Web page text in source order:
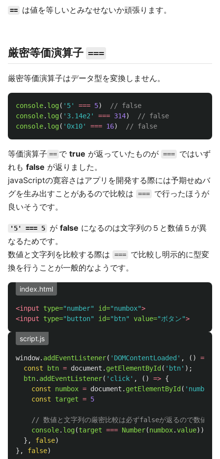
== は値を等しいとみなせないか頑張ります。
厳密等価演算子 ===
厳密等価演算子はデータ型を変換しません。
console. log( ' 5' === 5)
// false
console. log( ' 3.14e2 ' === 314)
// false
console. log( ' 0x10' === 16) // false
等価演算子 == で true が返っていたものが ===
ではいず
れも false が返りました。
javaScriptの寛容さはアプリを開発する際には予期せぬバ
グを生み出すことがあるので比較は
===
で行ったほうが
良いそうです。
'5' === 5 が false になるのは文字列の５と数値５が異
なるためです。
数値と文字列を比較する際は
===
で比較し明示的に型変
換を行うことが一般的なようです。
index.html
<input type="number" id="numbox">
<input
type="button" id="btn" value="ボタン">
script.js
window. addEventListener( ' DOMContentLoaded ' , () =>
const
btn = document . getElementById ( ' btn' );
btn. addEventListener( ' click' , () => {
const
numbox = document . getElementById ( ' numbox
const
target = 5
// 数値と文字列の厳密比較は必ずfalseが返るので数値に
console. log(target === Number(numbox.value))
},
false)
},
false)